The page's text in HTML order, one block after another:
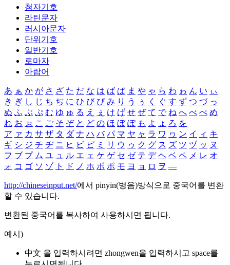
첨자기호
라틴문자
러시아문자
단위기호
일반기호
로마자
아랍어
あ ぁ か が さ ざ た だ な は ば ぱ ま や ゃ ら わ ゎ ん い ぃ
き ぎ し じ ち ぢ に ひ び ぴ み り う ぅ く ぐ す ず つ づ っ
ぬ ふ ぶ ぷ む ゆ ゅ る え ぇ け げ せ ぜ て で ね へ べ ぺ め
れ お ぉ こ ご そ ぞ と ど の ほ ぼ ぽ も よ ょ ろ を
ア ァ カ サ ザ タ ダ ナ ハ バ パ マ ヤ ャ ラ ワ ヮ ン イ ィ キ
ギ シ ジ チ ヂ ニ ヒ ビ ピ ミ リ ウ ゥ ク グ ス ズ ツ ヅ ッ ヌ
フ ブ プ ム ユ ュ ル エ ェ ケ ゲ セ ゼ テ デ ヘ ベ ペ メ レ オ
ォ コ ゴ ソ ゾ ト ド ノ ホ ボ ポ モ ヨ ョ ロ ヲ ―
http://chineseinput.net/에서 pinyin(병음)방식으로 중국어를 변환
할 수 있습니다.
변환된 중국어를 복사하여 사용하시면 됩니다.
예시)
中文 을 입력하시려면 zhongwen을 입력하시고 space를